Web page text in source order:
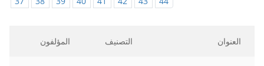
العنوان التصنيف المؤلفون